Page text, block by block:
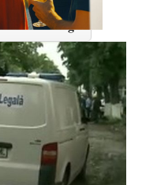
în Google